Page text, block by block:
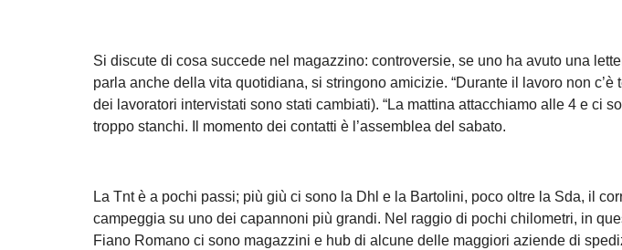
Si discute di cosa succede nel magazzino: controversie, se uno ha avuto una
parla anche della vita quotidiana, si stringono amicizie. “Durante il lavoro non c’è
dei lavoratori intervistati sono stati cambiati). “La mattina attacchiamo alle 4 e ci
troppo stanchi. Il momento dei contatti è l’assemblea del sabato.
La Tnt è a pochi passi; più giù ci sono la Dhl e la Bartolini, poco oltre la Sda, il
campeggia su uno dei capannoni più grandi. Nel raggio di pochi chilometri, in
Fiano Romano ci sono magazzini e hub di alcune delle maggiori aziende di